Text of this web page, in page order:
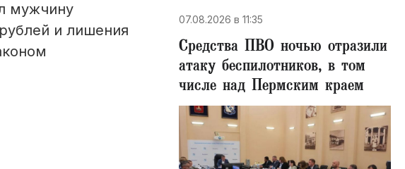
мужчину
и лишения
07.08.2026 в 11:35
Средства ПВО ночью отразили
атаку беспилотников, в том
числе над Пермским краем